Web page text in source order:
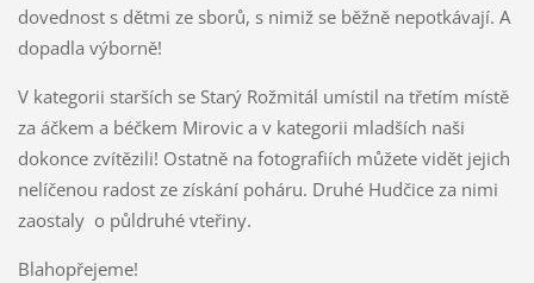
dovednost s dětmi ze sborů, s nimiž se běžně nepotkávají. A
dopadla výborně!
V kategorii starších se Starý Rožmitál umístil na třetím místě
za áčkem a béčkem Mirovic a v kategorii mladších naši
dokonce zvítězili! Ostatně na fotografiích můžete vidět jejich
nelíčenou radost ze získání poháru. Druhé Hudčice za nimi
zaostaly o půldruhé vteřiny.
Blahopřejeme!